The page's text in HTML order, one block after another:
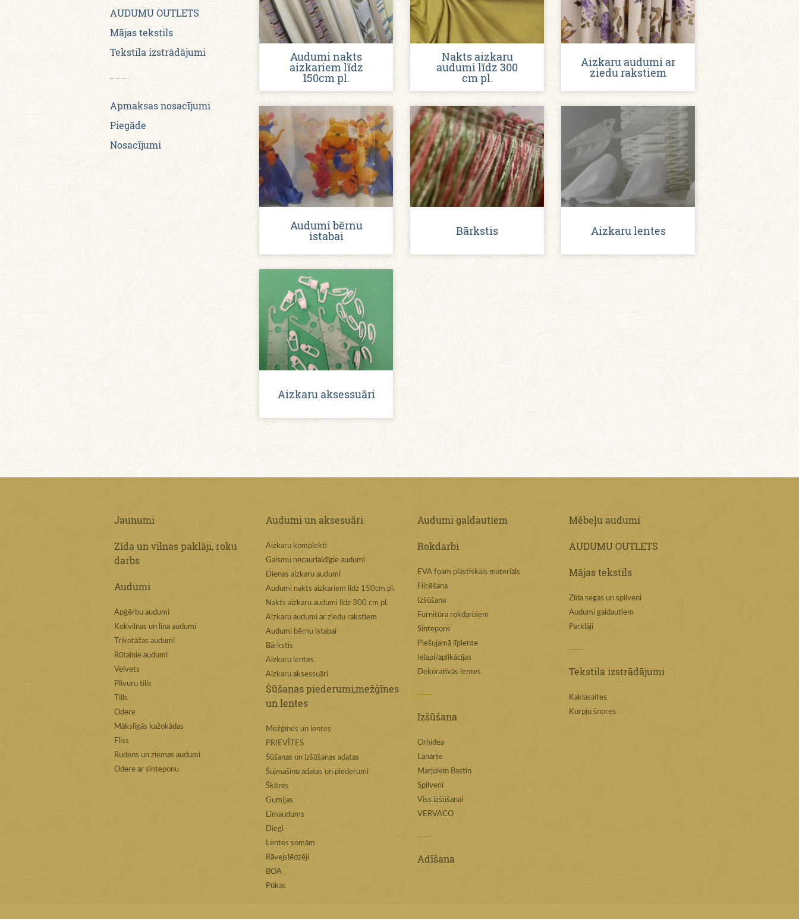
AUDUMU OUTLETS
Mājas tekstils
Tekstila izstrādājumi
Apmaksas nosacījumi
Piegāde
Nosacījumi
Audumi nakts
aizkariem līdz
150cm pl.
Nakts aizkaru
audumi līdz 300
cm pl.
Aizkaru audumi ar
ziedu rakstiem
Audumi bērnu
istabai Bārkstis Aizkaru lentes
Aizkaru aksessuāri
Jaunumi
Zīda un vilnas paklāji, roku
darbs
Audumi
Apģērbu audumi
Kokvilnas un lina audumi
Trikotāžas audumi
Rūtainie audumi
Velvets
Plīvuru tills
Tills
Odere
Mākslīgās kažokādas
Flīss
Rudens un ziemas audumi
Odere ar sinteponu
Audumi un aksesuāri
Aizkaru komplekti
Gaismu necaurlaidīgie audumi
Dienas aizkaru audumi
Audumi nakts aizkariem līdz 150cm pl.
Nakts aizkaru audumi līdz 300 cm pl.
Aizkaru audumi ar ziedu rakstiem
Audumi bērnu istabai
Bārkstis
Aizkaru lentes
Aizkaru aksessuāri
Šūšanas piederumi,mežģīnes
un lentes
Mežģīnes un lentes
PRIEVĪTES
Šūšanas un izšūšanas adatas
Šujmašīnu adatas un piederumi
Šķēres
Gumijas
Līmaudums
Diegi
Lentes somām
Rāvejslēdzēji
BOA
Pūkas
Audumi galdautiem
Rokdarbi
EVA foam plastiskais materiāls
Filcēšana
Izšūšana
Furnitūra rokdarbiem
Sintepons
Piešujamā līplente
Ielapi/aplikācijas
Dekoratīvās lentes
Izšūšana
Orhidea
Lanarte
Marjolein Bastin
Spilveni
Viss izšūšanai
VERVACO
Adīšana
Mēbeļu audumi
AUDUMU OUTLETS
Mājas tekstils
Zīda segas un spilveni
Audumi galdautiem
Parklāji
Tekstila izstrādājumi
Kaklasaites
Kurpju šnores